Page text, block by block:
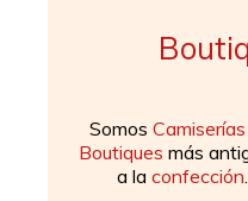
Somos
Boutiques más
a la confección